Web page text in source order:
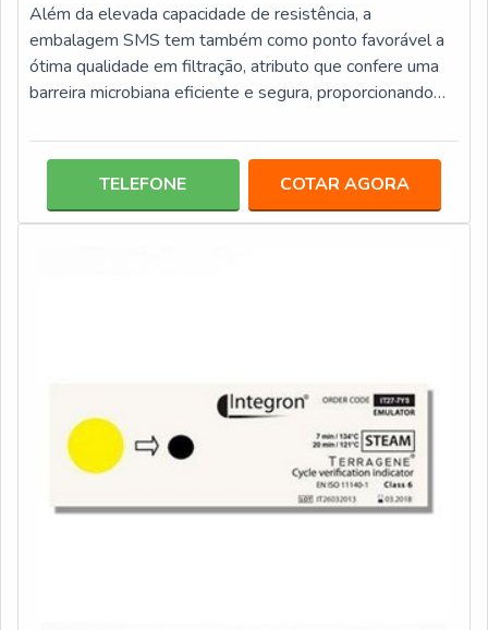
Além da elevada capacidade de resistência, a
embalagem SMS tem também como ponto favorável a
ótima qualidade em filtração, atributo que confere uma
barreira microbiana eficiente e segura, proporcionando
acondicionados, que ficam longe de possíveis
polipropileno, é um material de alta capacidade para
tolerar danificações externas, entre elas: Rasgos;
TELEFONE COTAR AGORA